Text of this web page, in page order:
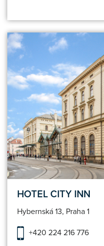
HOTEL CITY INN
Hybernská 13, Praha 1
+420 224 216 776